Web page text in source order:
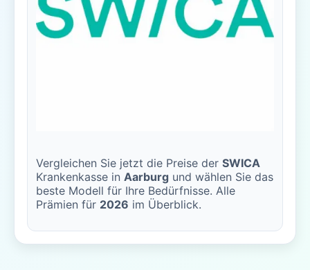
Vergleichen Sie jetzt die Preise der SWICA
Krankenkasse in Aarburg und wählen Sie das
beste Modell für Ihre Bedürfnisse. Alle
Prämien für 2026 im Überblick.